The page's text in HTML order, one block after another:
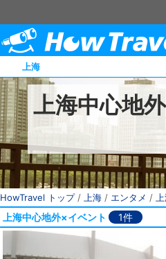
上海
上海中心地
HowTravel トップ/ 上海 / エンタメ /
上海中心地外×イベント 1件